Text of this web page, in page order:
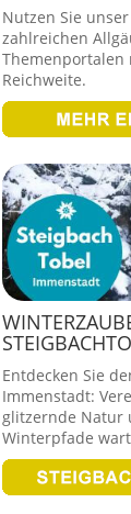
Nutzen Sie
zahlreichen
Themenportalen
Reichweite.
Entdecken Sie
Immenstadt:
glitzernde Natur
Winterpfade